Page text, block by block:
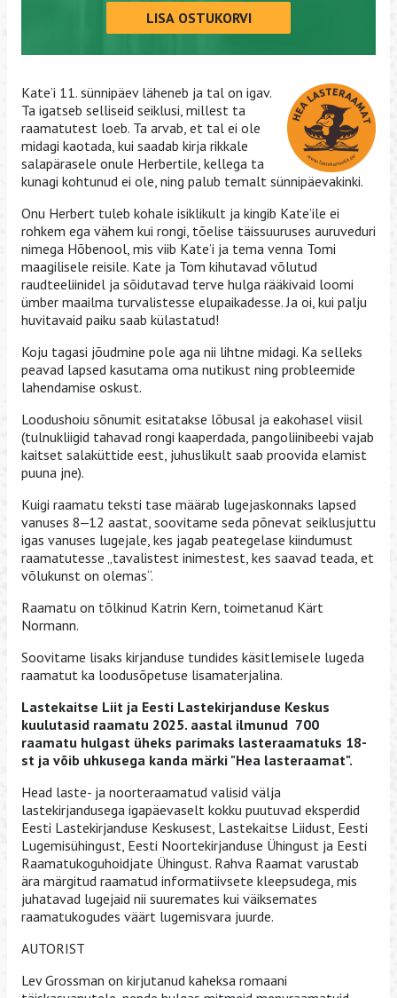
LISA OSTUKORVI
Kate’i 11. sünnipäev läheneb ja tal on igav.
Ta igatseb selliseid seiklusi, millest ta
raamatutest loeb. Ta arvab, et tal ei ole
midagi kaotada, kui saadab kirja rikkale
salapärasele onule Herbertile, kellega ta
kunagi kohtunud ei ole, ning palub temalt sünnipäevakinki.
Onu Herbert tuleb kohale isiklikult ja kingib Kate’ile ei
rohkem ega vähem kui rongi, tõelise täissuuruses auruveduri
nimega Hõbenool, mis viib Kate’i ja tema venna Tomi
maagilisele reisile. Kate ja Tom kihutavad võlutud
raudteeliinidel ja sõidutavad terve hulga rääkivaid loomi
ümber maailma turvalistesse elupaikadesse. Ja oi, kui palju
huvitavaid paiku saab külastatud!
Koju tagasi jõudmine pole aga nii lihtne midagi. Ka selleks
peavad lapsed kasutama oma nutikust ning probleemide
lahendamise oskust.
Loodushoiu sõnumit esitatakse lõbusal ja eakohasel viisil
(tulnukliigid tahavad rongi kaaperdada, pangoliinibeebi vajab
kaitset salaküttide eest, juhuslikult saab proovida elamist
puuna jne).
Kuigi raamatu teksti tase määrab lugejaskonnaks lapsed
vanuses 8‒12 aastat, soovitame seda põnevat seiklusjuttu
igas vanuses lugejale, kes jagab peategelase kiindumust
raamatutesse „tavalistest inimestest, kes saavad teada, et
võlukunst on olemas“.
Raamatu on tõlkinud Katrin Kern, toimetanud Kärt
Normann.
Soovitame lisaks kirjanduse tundides käsitlemisele lugeda
raamatut ka loodusõpetuse lisamaterjalina.
Lastekaitse Liit ja Eesti Lastekirjanduse Keskus
kuulutasid raamatu 2025. aastal ilmunud 700
raamatu hulgast üheks parimaks lasteraamatuks 18-
st ja võib uhkusega kanda märki "Hea lasteraamat".
Head laste- ja noorteraamatud valisid välja
lastekirjandusega igapäevaselt kokku puutuvad eksperdid
Eesti Lastekirjanduse Keskusest, Lastekaitse Liidust, Eesti
Lugemisühingust, Eesti Noortekirjanduse Ühingust ja Eesti
Raamatukoguhoidjate Ühingust. Rahva Raamat varustab
ära märgitud raamatud informatiivsete kleepsudega, mis
juhatavad lugejaid nii suuremates kui väiksemates
raamatukogudes väärt lugemisvara juurde.
AUTORIST
Lev Grossman on kirjutanud kaheksa romaani